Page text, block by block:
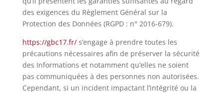
des exigences du Règlement Général sur la
Protection des Données (RGPD: n° 2016-679).
https://gbc17.fr/s’engage à prendre toutes les
précautions nécessaires afin de préserver la sécurité
des Informations et notamment qu’elles ne soient
pas communiquées à des personnes non autorisées.
Cependant, si un incident impactant l’intégrité ou la